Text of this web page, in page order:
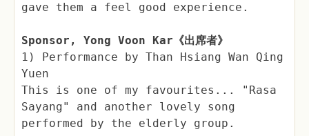
gave them a feel good experience.
Sponsor, Yong Voon Kar《出席者》
1) Performance by Than Hsiang Wan Qing
Yuen
This is one of my favourites... "Rasa
Sayang" and another lovely song
performed by the elderly group.